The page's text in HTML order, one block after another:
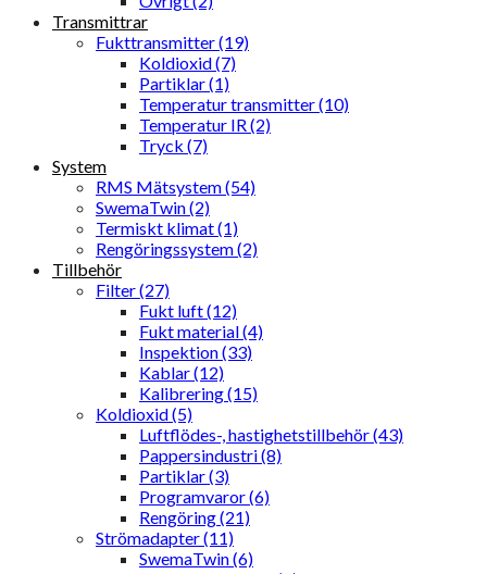
Transmittrar
Fukttransmitter (19)
Koldioxid (7)
Partiklar (1)
Temperatur transmitter (10)
Temperatur IR (2)
Tryck (7)
System
RMS Mätsystem (54)
SwemaTwin (2)
Termiskt klimat (1)
Rengöringssystem (2)
Tillbehör
Filter (27)
Fukt luft (12)
Fukt material (4)
Inspektion (33)
Kablar (12)
Kalibrering (15)
Koldioxid (5)
Luftflödes-, hastighetstillbehör (43)
Pappersindustri (8)
Partiklar (3)
Programvaror (6)
Rengöring (21)
Strömadapter (11)
SwemaTwin (6)